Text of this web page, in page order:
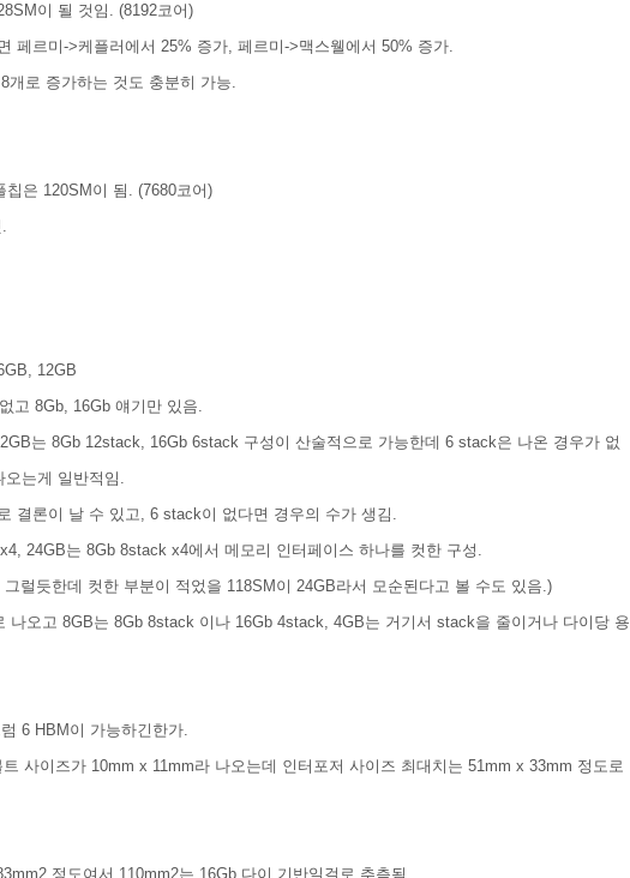
이 될 것임. (8192코어)
페르미->케플러에서 25% 증가, 페르미->맥스웰에서 50% 증가.
개로 증가하는 것도 충분히 가능.
은 120SM이 됨. (7680코어)
12GB
고 8Gb, 16Gb 얘기만 있음.
는 8Gb 12stack, 16Gb 6stack 구성이 산술적으로 가능한데 6 stack은 나온 경우가 없
오는게 일반적임.
결론이 날 수 있고, 6 stack이 없다면 경우의 수가 생김.
24GB는 8Gb 8stack x4에서 메모리 인터페이스 하나를 컷한 구성.
럴듯한데 컷한 부분이 적었 을 118SM이 24GB라서 모순된다고 볼 수도 있음.)
나오고 8GB는 8Gb 8stack 이나 16Gb 4stack, 4GB는 거기서 stack을 줄이거나 다이당 용
6 HBM이 가능하긴한가.
사이즈가 10mm x 11mm라 나오는데 인터포저 사이즈 최대치는 51mm x 33mm 정도로
정도여서 110mm2는 16Gb 다이 기반일걸로 추측됨.